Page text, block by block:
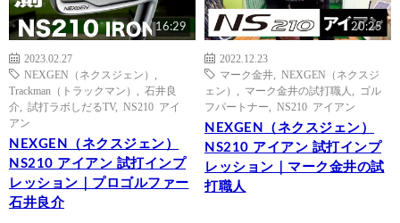
16:29
2023.02.27
NEXGEN（ネクスジェン）
Trackman（トラックマン）
石井良
介
試打ラボしだるTV, NS210 アイ
アン
NEXGEN（ネクスジェン）
NS210 アイアン 試打インプ
レッション｜プロゴルファー
石井良介
20:25
2022.12.23
マーク金井
NEXGEN（ネクスジ
ェン）
マーク金井の試打職人
ゴル
フパートナー
NS210 アイアン
NEXGEN（ネクスジェン）
NS210 アイアン 試打インプ
レッション｜マーク金井の試
打職人